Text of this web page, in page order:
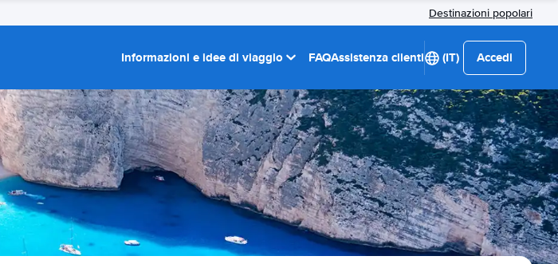
Destinazioni popolari
Informazioni e idee di viaggio FAQAssistenza clienti (IT) Accedi